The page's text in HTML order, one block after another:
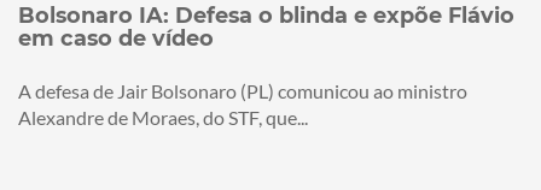
Bolsonaro IA: Defesa o blinda e expõe Flávio
em caso de vídeo
A defesa de Jair Bolsonaro (PL) comunicou ao ministro
Alexandre de Moraes, do STF, que...